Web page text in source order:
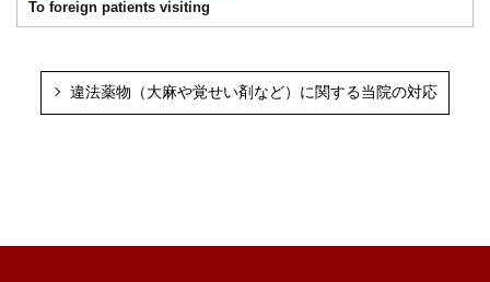
To foreign patients visiting
違法薬物（大麻や覚せい剤など）に関する当院の対応